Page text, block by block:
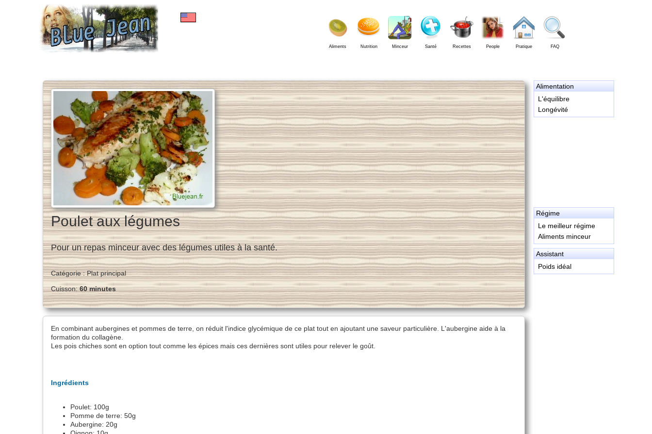
Aliments Nutrition Minceur Santé Recettes People Pratique FAQ
Alimentation
L'équilibre
Longévité
Régime
Le meilleur régime
Aliments minceur
Assistant
Poids idéal
Poulet aux légumes
Pour un repas minceur avec des légumes utiles à la santé.
Catégorie :Plat principal
Cuisson:60 minutes
En combinant aubergines et pommes de terre, on réduit l'indice glycémique de ce plat tout en ajoutant une saveur particulière. L'aubergine aide à la
formation du collagène.
Les pois chiches sont en option tout comme les épices mais ces dernières sont utiles pour relever le goût.
Ingrédients
Poulet: 100g
Pomme de terre: 50g
Aubergine: 20g